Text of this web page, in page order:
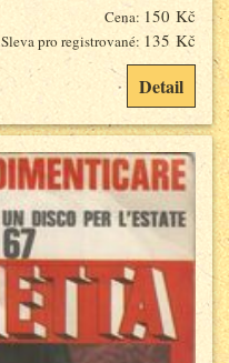
Cena: 150 Kč
Sleva pro registrované: 135 Kč
Detail